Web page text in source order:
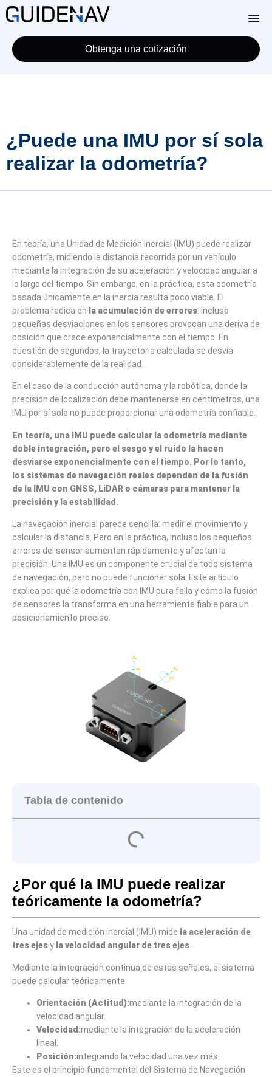
Obtenga una cotización
¿Puede una IMU por sí sola
realizar la odometría?
En teoría, una Unidad de Medición Inercial (IMU) puede realizar
odometría, midiendo la distancia recorrida por un vehículo
mediante la integración de su aceleración y velocidad angular a
lo largo del tiempo. Sin embargo, en la práctica, esta odometría
basada únicamente en la inercia resulta poco viable. El
problema radica en la acumulación de errores: incluso
pequeñas desviaciones en los sensores provocan una deriva de
posición que crece exponencialmente con el tiempo. En
cuestión de segundos, la trayectoria calculada se desvía
considerablemente de la realidad.
En el caso de la conducción autónoma y la robótica, donde la
precisión de localización debe mantenerse en centímetros, una
IMU por sí sola no puede proporcionar una odometría confiable.
En teoría, una IMU puede calcular la odometría mediante
doble integración, pero el sesgo y el ruido la hacen
desviarse exponencialmente con el tiempo. Por lo tanto,
los sistemas de navegación reales dependen de la fusión
de la IMU con GNSS, LiDAR o cámaras para mantener la
precisión y la estabilidad.
La navegación inercial parece sencilla: medir el movimiento y
calcular la distancia. Pero en la práctica, incluso los pequeños
errores del sensor aumentan rápidamente y afectan la
precisión. Una IMU es un componente crucial de todo sistema
de navegación, pero no puede funcionar sola. Este artículo
explica por qué la odometría con IMU pura falla y cómo la fusión
de sensores la transforma en una herramienta fiable para un
posicionamiento preciso.
Tabla de contenido
¿Por qué la IMU puede realizar
teóricamente la odometría?
Una unidad de medición inercial (IMU) mide la aceleración de
tres ejesy la velocidad angular de tres ejes.
Mediante la integración continua de estas señales, el sistema
puede calcular teóricamente:
Orientación (Actitud):mediante la integración de la
velocidad angular.
Velocidad:mediante la integración de la aceleración
lineal.
Posición:integrando la velocidad una vez más.
Este es el principio fundamental del Sistema de Navegación